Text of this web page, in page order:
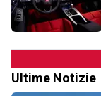
Ultime Notizie